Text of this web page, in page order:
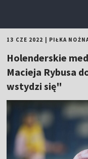
13 CZE 2022 PIŁKA
Holenderskie
Macieja Rybusa
wstydzi się"